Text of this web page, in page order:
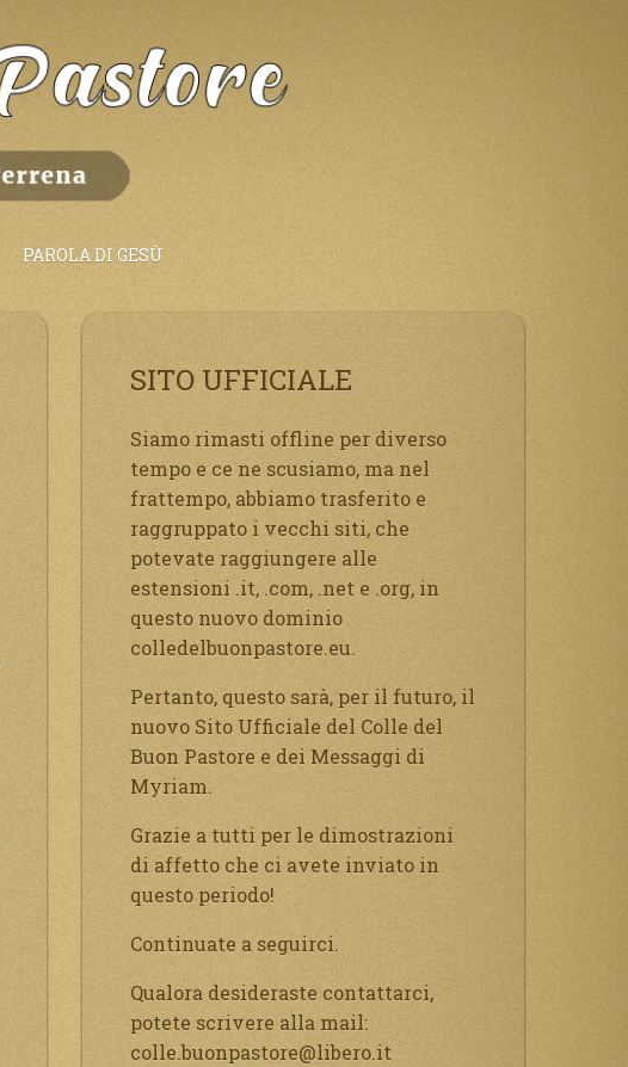
PAROLA DI GESÙ
SITO UFFICIALE
Siamo rimasti offline per diverso
tempo e ce ne scusiamo, ma nel
frattempo, abbiamo trasferito e
raggruppato i vecchi siti, che
potevate raggiungere alle
estensioni .it, .com, .net e .org, in
questo nuovo dominio
colledelbuonpastore.eu.
Pertanto, questo sarà, per il futuro, il
nuovo Sito Ufficiale del Colle del
Buon Pastore e dei Messaggi di
Myriam.
Grazie a tutti per le dimostrazioni
di affetto che ci avete inviato in
questo periodo!
Continuate a seguirci.
Qualora desideraste contattarci,
potete scrivere alla mail:
colle.buonpastore@libero.it